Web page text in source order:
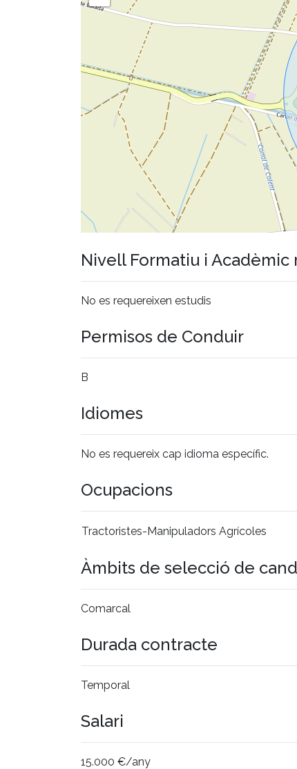
Nivell Formatiu i Acadèmic
No es requereixen estudis
Permisos de Conduir
B
Idiomes
No es requereix cap idioma específic.
Ocupacions
Tractoristes-Manipuladors Agrícoles
Àmbits de selecció de
Comarcal
Durada contracte
Temporal
Salari
15.000 €/any